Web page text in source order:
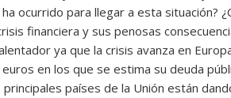
ocurrido para llegar a esta situación?
financiera y sus penosas
ya que la crisis avanza en
en los que se estima su deuda
países de la Unión están